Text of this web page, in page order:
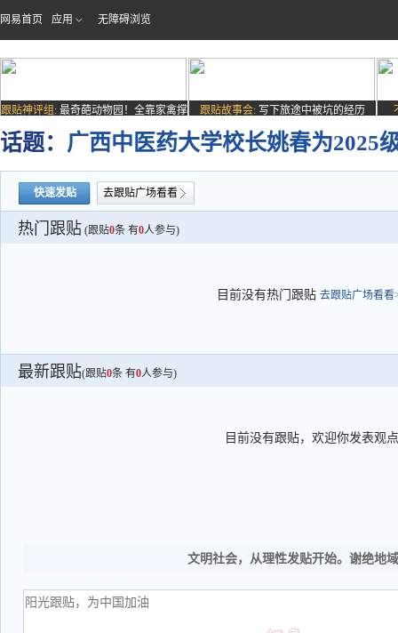
网易首页 应用 无障碍浏览
跟贴神评组: 最奇葩动物园！全靠家禽撑
场子
跟贴故事会: 写下旅途中被坑的经历
话题： 广西中医药大学校长姚春为2025
快速发贴 去跟贴广场看看
热门跟贴 (跟贴0条 有0人参与)
目前没有热门跟贴 去跟贴广场看看
最新跟贴(跟贴0条 有0人参与)
目前没有跟贴，欢迎你发表观点
文明社会，从理性发贴开始。谢绝地